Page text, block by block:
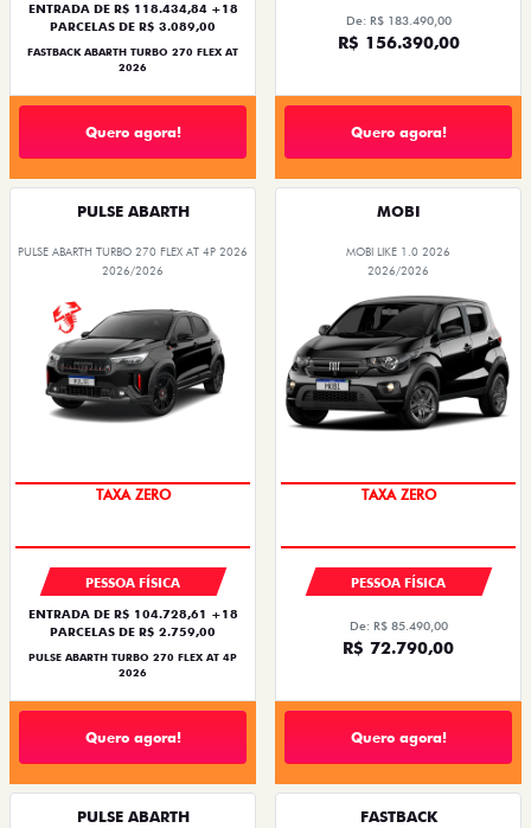
ENTRADA DE R$ 118.434,84 +18
PARCELAS DE R$ 3.089,00
FASTBACK ABARTH TURBO 270 FLEX AT
2026
Quero agora!
De: R$ 183.490,00
R$ 156.390,00
Quero agora!
PULSE ABARTH
PULSE ABARTH TURBO 270 FLEX AT 4P 2026
2026/2026
PESSOA FÍSICA
ENTRADA DE R$ 104.728,61 +18
PARCELAS DE R$ 2.759,00
PULSE ABARTH TURBO 270 FLEX AT 4P
2026
Quero agora!
MOBI
MOBI LIKE 1.0 2026
2026/2026
PESSOA FÍSICA
De: R$ 85.490,00
R$ 72.790,00
Quero agora!
PULSE ABARTH FASTBACK